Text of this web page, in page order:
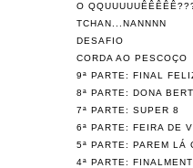
O
TCHAN...NANNNN
DESAFIO
CORDA AO PESCOÇO
9ª PARTE: FINAL
8ª PARTE: DONA
7ª PARTE: SUPER 8
6ª PARTE: FEIRA DE
5ª PARTE: PAREM LÁ
4ª PARTE: